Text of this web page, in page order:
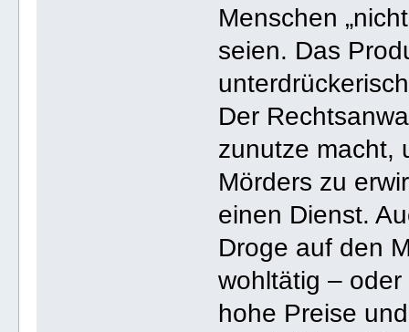
Menschen
seien. Das
Der
zunutze macht,
Mörders zu
einen Dienst.
Droge auf den
wohltätig –
hohe Preise